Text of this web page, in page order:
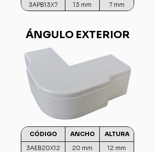
3APB13X7
13 mm 7 mm
ÁNGULO EXTERIOR
CÓDIGO ANCHO
ALTURA
3AEB20X12
20 mm
12 mm